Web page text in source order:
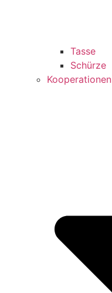
Tasse
Schürze
Kooperationen